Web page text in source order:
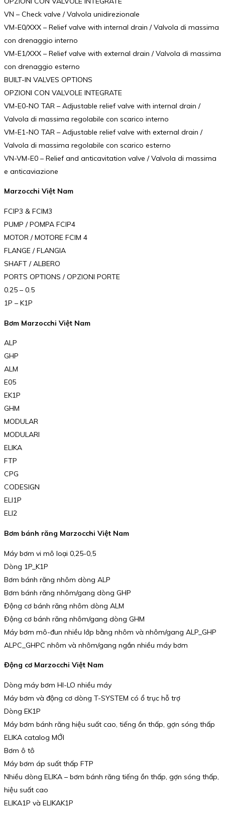
VN – Check valve / Valvola unidirezionale
VM-E0/XXX – Relief valve with internal drain / Valvola di massima
con drenaggio interno
VM-E1/XXX – Relief valve with external drain / Valvola di massima
con drenaggio esterno
BUILT-IN VALVES OPTIONS
OPZIONI CON VALVOLE INTEGRATE
VM-E0-NO TAR – Adjustable relief valve with internal drain /
Valvola di massima regolabile con scarico interno
VM-E1-NO TAR – Adjustable relief valve with external drain /
Valvola di massima regolabile con scarico esterno
VN-VM-E0 – Relief and anticavitation valve / Valvola di massima
e anticaviazione
Marzocchi Việt Nam
FCIP3 & FCIM3
PUMP / POMPA FCIP4
MOTOR / MOTORE FCIM 4
FLANGE / FLANGIA
SHAFT / ALBERO
PORTS OPTIONS / OPZIONI PORTE
0.25 – 0.5
1P – K1P
Bơm Marzocchi Việt Nam
ALP
GHP
ALM
E05
EK1P
GHM
MODULAR
MODULARI
ELIKA
FTP
CPG
CODESIGN
ELI1P
ELI2
Bơm bánh răng Marzocchi Việt Nam
Máy bơm vi mô loại 0,25-0,5
Dòng 1P_K1P
Bơm bánh răng nhôm dòng ALP
Bơm bánh răng nhôm/gang dòng GHP
Động cơ bánh răng nhôm dòng ALM
Động cơ bánh răng nhôm/gang dòng GHM
Máy bơm mô-đun nhiều lớp bằng nhôm và nhôm/gang ALP_GHP
ALPC_GHPC nhôm và nhôm/gang ngắn nhiều máy bơm
Động cơ Marzocchi Việt Nam
Dòng máy bơm HI-LO nhiều máy
Máy bơm và động cơ dòng T-SYSTEM có ổ trục hỗ trợ
Dòng EK1P
Máy bơm bánh răng hiệu suất cao, tiếng ồn thấp, gợn sóng thấp
ELIKA catalog MỚI
Bơm ô tô
Máy bơm áp suất thấp FTP
Nhiều dòng ELIKA – bơm bánh răng tiếng ồn thấp, gợn sóng thấp,
hiệu suất cao
ELIKA1P và ELIKAK1P